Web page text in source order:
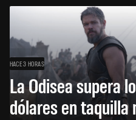
HACE 3 HORAS
La Odisea supera
dólares en taquilla